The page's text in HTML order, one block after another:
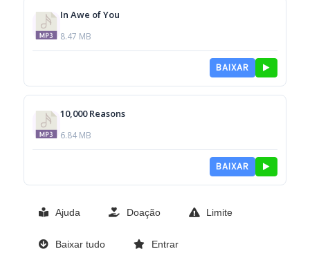
In Awe of You
8.47 MB
BAIXAR
10,000 Reasons
6.84 MB
BAIXAR
Ajuda Doação Limite
Baixar tudo Entrar